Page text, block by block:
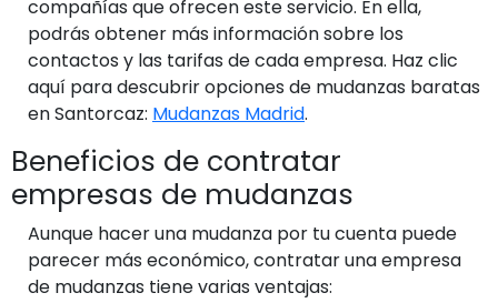
compañías que ofrecen este servicio. En ella,
podrás obtener más información sobre los
contactos y las tarifas de cada empresa. Haz clic
aquí para descubrir opciones de mudanzas baratas
en Santorcaz: Mudanzas Madrid.
Beneficios de contratar
empresas de mudanzas
Aunque hacer una mudanza por tu cuenta puede
parecer más económico, contratar una empresa
de mudanzas tiene varias ventajas: